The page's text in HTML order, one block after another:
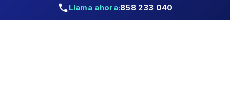
Llama ahora:858 233 040
Buscas unificar toda la empresa (Ventas +